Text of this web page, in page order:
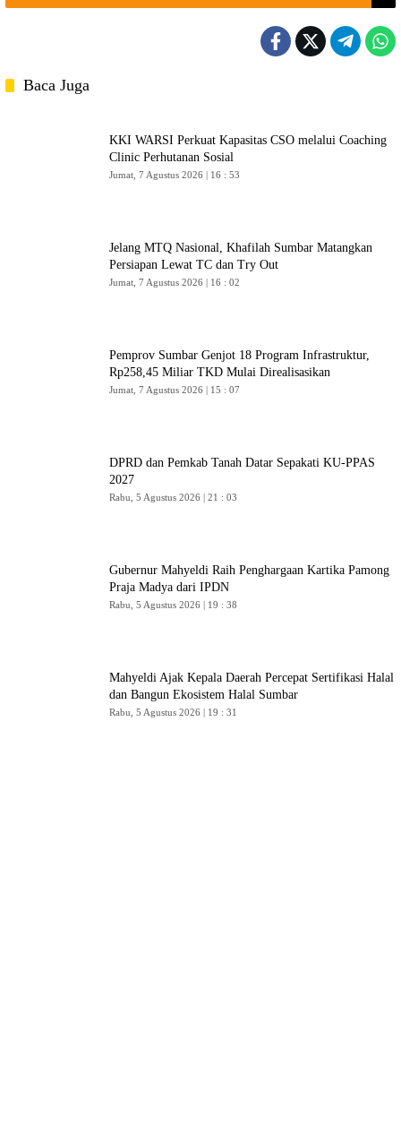
Baca Juga
KKI WARSI Perkuat Kapasitas CSO melalui Coaching
Clinic Perhutanan Sosial
Jumat, 7 Agustus 2026 | 16 : 53
Jelang MTQ Nasional, Khafilah Sumbar Matangkan
Persiapan Lewat TC dan Try Out
Jumat, 7 Agustus 2026 | 16 : 02
Pemprov Sumbar Genjot 18 Program Infrastruktur,
Rp258,45 Miliar TKD Mulai Direalisasikan
Jumat, 7 Agustus 2026 | 15 : 07
DPRD dan Pemkab Tanah Datar Sepakati KU-PPAS
2027
Rabu, 5 Agustus 2026 | 21 : 03
Gubernur Mahyeldi Raih Penghargaan Kartika Pamong
Praja Madya dari IPDN
Rabu, 5 Agustus 2026 | 19 : 38
Mahyeldi Ajak Kepala Daerah Percepat Sertifikasi Halal
dan Bangun Ekosistem Halal Sumbar
Rabu, 5 Agustus 2026 | 19 : 31